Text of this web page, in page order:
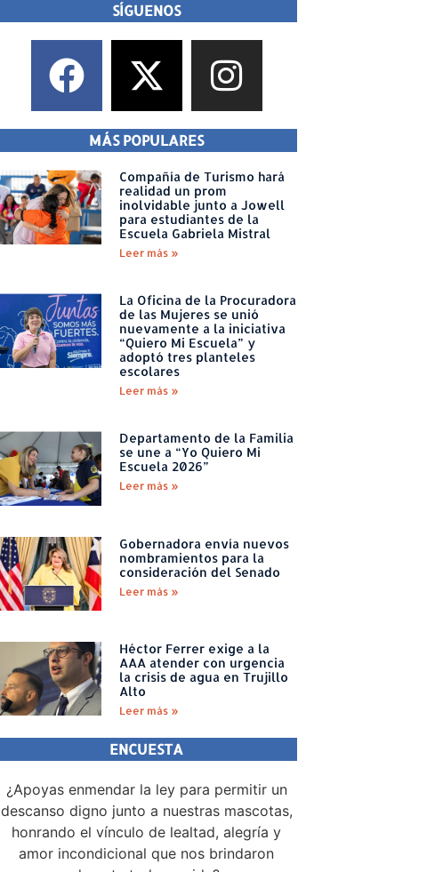
SÍGUENOS
MÁS POPULARES
Compañía de Turismo hará
realidad un prom
inolvidable junto a Jowell
para estudiantes de la
Escuela Gabriela Mistral
Leer más »
La Oficina de la Procuradora
de las Mujeres se unió
nuevamente a la iniciativa
“Quiero Mi Escuela” y
adoptó tres planteles
escolares
Leer más »
Departamento de la Familia
se une a “Yo Quiero Mi
Escuela 2026”
Leer más »
Gobernadora envía nuevos
nombramientos para la
consideración del Senado
Leer más »
Héctor Ferrer exige a la
AAA atender con urgencia
la crisis de agua en Trujillo
Alto
Leer más »
ENCUESTA
¿Apoyas enmendar la ley para permitir un
descanso digno junto a nuestras mascotas,
honrando el vínculo de lealtad, alegría y
amor incondicional que nos brindaron